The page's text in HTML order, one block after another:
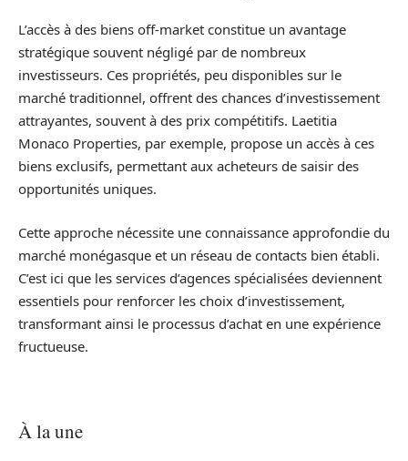
L’accès à des biens off-market constitue un avantage
stratégique souvent négligé par de nombreux
investisseurs. Ces propriétés, peu disponibles sur le
marché traditionnel, offrent des chances d’investissement
attrayantes, souvent à des prix compétitifs. Laetitia
Monaco Properties, par exemple, propose un accès à ces
biens exclusifs, permettant aux acheteurs de saisir des
opportunités uniques.
Cette approche nécessite une connaissance approfondie du
marché monégasque et un réseau de contacts bien établi.
C’est ici que les services d’agences spécialisées deviennent
essentiels pour renforcer les choix d’investissement,
transformant ainsi le processus d’achat en une expérience
fructueuse.
À la une